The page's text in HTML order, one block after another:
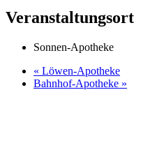
Veranstaltungsort
Sonnen-Apotheke
« Löwen-Apotheke
Bahnhof-Apotheke »